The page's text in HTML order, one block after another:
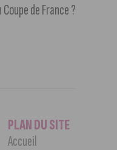
de France ?
PLAN DU SITE
Accueil